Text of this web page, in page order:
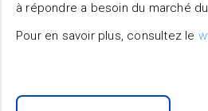
à répondre a besoin du marché
Pour en savoir plus, consultez le